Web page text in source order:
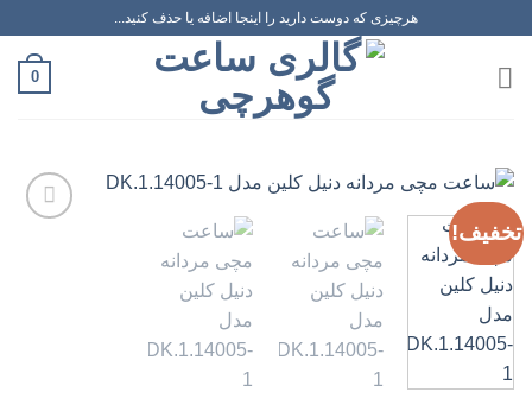
محتوا
هرچیزی که دوست دارید را اینجا اضافه یا حذف کنید...
0
تخفیف!